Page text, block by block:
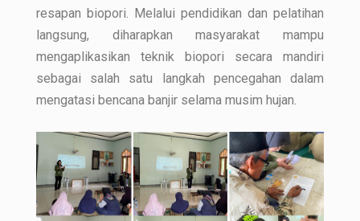
resapan biopori. Melalui pendidikan dan pelatihan
langsung, diharapkan masyarakat mampu
mengaplikasikan teknik biopori secara mandiri
sebagai salah satu langkah pencegahan dalam
mengatasi bencana banjir selama musim hujan.